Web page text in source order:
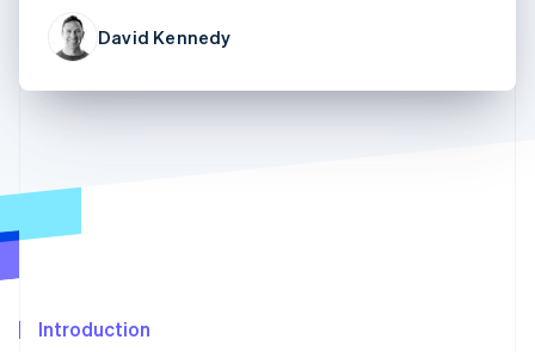
Découvrez les prochaines évolutions
Radar
Élimination du carbone
David Kennedy
Introduction